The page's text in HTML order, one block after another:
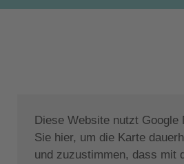
einfach die Fotos sprechen...
Zur Lage:
Diese Website nutzt Google
Sie hier, um die Karte
und zuzustimmen, dass mit